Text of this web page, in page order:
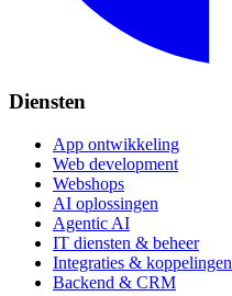
Diensten
App ontwikkeling
Web development
Webshops
AI oplossingen
Agentic AI
IT diensten & beheer
Integraties & koppelingen
Backend & CRM